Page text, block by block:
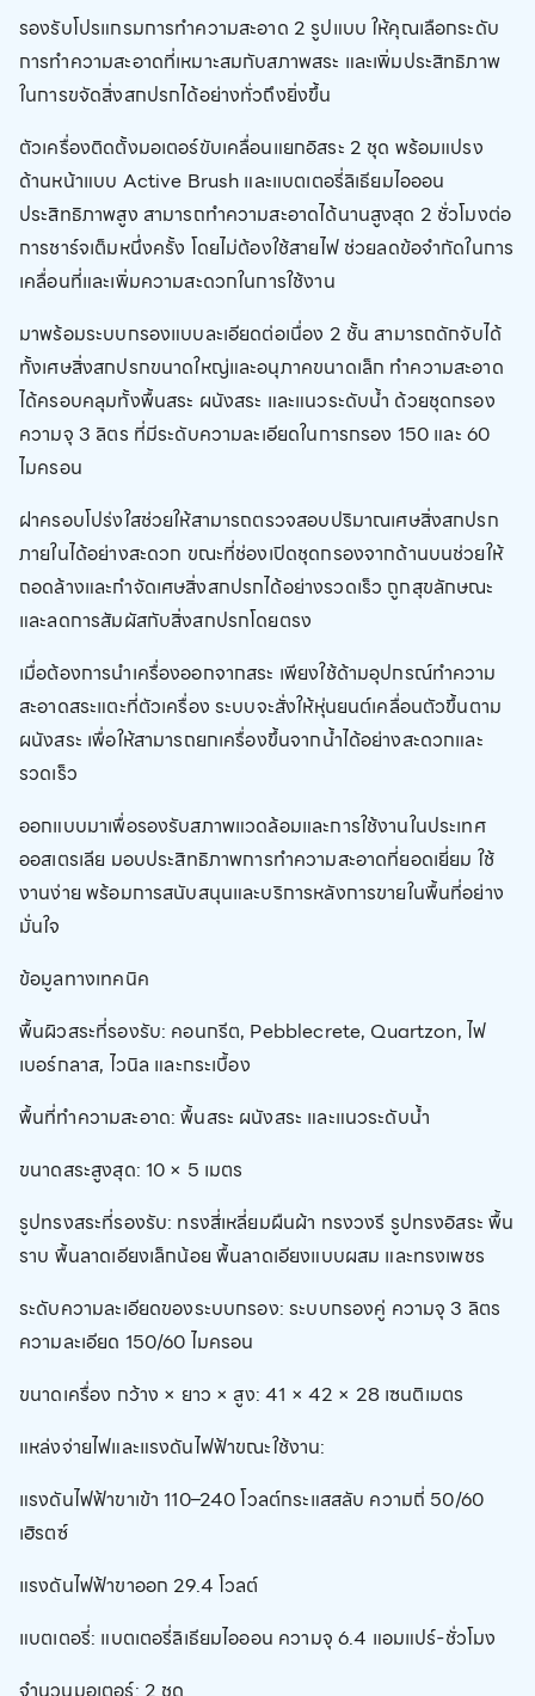
รองรับโปรแกรมการทำความสะอาด 2 รูปแบบ ให้คุณเลือกระดับ
การทำความสะอาดที่เหมาะสมกับสภาพสระ และเพิ่มประสิทธิภาพ
ในการขจัดสิ่งสกปรกได้อย่างทั่วถึงยิ่งขึ้น
ตัวเครื่องติดตั้งมอเตอร์ขับเคลื่อนแยกอิสระ 2 ชุด พร้อมแปรง
ด้านหน้าแบบ Active Brush และแบตเตอรี่ลิเธียมไอออน
ประสิทธิภาพสูง สามารถทำความสะอาดได้นานสูงสุด 2 ชั่วโมงต่อ
การชาร์จเต็มหนึ่งครั้ง โดยไม่ต้องใช้สายไฟ ช่วยลดข้อจำกัดในการ
เคลื่อนที่และเพิ่มความสะดวกในการใช้งาน
มาพร้อมระบบกรองแบบละเอียดต่อเนื่อง 2 ชั้น สามารถดักจับได้
ทั้งเศษสิ่งสกปรกขนาดใหญ่และอนุภาคขนาดเล็ก ทำความสะอาด
ได้ครอบคลุมทั้งพื้นสระ ผนังสระ และแนวระดับน้ำ ด้วยชุดกรอง
ความจุ 3 ลิตร ที่มีระดับความละเอียดในการกรอง 150 และ 60
ไมครอน
ฝาครอบโปร่งใสช่วยให้สามารถตรวจสอบปริมาณเศษสิ่งสกปรก
ภายในได้อย่างสะดวก ขณะที่ช่องเปิดชุดกรองจากด้านบนช่วยให้
ถอดล้างและกำจัดเศษสิ่งสกปรกได้อย่างรวดเร็ว ถูกสุขลักษณะ
และลดการสัมผัสกับสิ่งสกปรกโดยตรง
เมื่อต้องการนำเครื่องออกจากสระ เพียงใช้ด้ามอุปกรณ์ทำความ
สะอาดสระแตะที่ตัวเครื่อง ระบบจะสั่งให้หุ่นยนต์เคลื่อนตัวขึ้นตาม
ผนังสระ เพื่อให้สามารถยกเครื่องขึ้นจากน้ำได้อย่างสะดวกและ
รวดเร็ว
ออกแบบมาเพื่อรองรับสภาพแวดล้อมและการใช้งานในประเทศ
ออสเตรเลีย มอบประสิทธิภาพการทำความสะอาดที่ยอดเยี่ยม ใช้
งานง่าย พร้อมการสนับสนุนและบริการหลังการขายในพื้นที่อย่าง
มั่นใจ
ข้อมูลทางเทคนิค
พื้นผิวสระที่รองรับ: คอนกรีต, Pebblecrete, Quartzon, ไฟ
เบอร์กลาส, ไวนิล และกระเบื้อง
พื้นที่ทำความสะอาด: พื้นสระ ผนังสระ และแนวระดับน้ำ
ขนาดสระสูงสุด: 10 × 5 เมตร
รูปทรงสระที่รองรับ: ทรงสี่เหลี่ยมผืนผ้า ทรงวงรี รูปทรงอิสระ พื้น
ราบ พื้นลาดเอียงเล็กน้อย พื้นลาดเอียงแบบผสม และทรงเพชร
ระดับความละเอียดของระบบกรอง: ระบบกรองคู่ ความจุ 3 ลิตร
ความละเอียด 150/60 ไมครอน
ขนาดเครื่อง กว้าง × ยาว × สูง: 41 × 42 × 28 เซนติเมตร
แหล่งจ่ายไฟและแรงดันไฟฟ้าขณะใช้งาน:
แรงดันไฟฟ้าขาเข้า 110–240 โวลต์กระแสสลับ ความถี่ 50/60
เฮิรตซ์
แรงดันไฟฟ้าขาออก 29.4 โวลต์
แบตเตอรี่: แบตเตอรี่ลิเธียมไอออน ความจุ 6.4 แอมแปร์-ชั่วโมง